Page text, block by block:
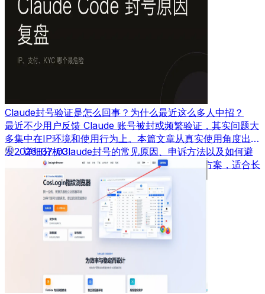
Claude封号验证是怎么回事？为什么最近这么多人中招？
最近不少用户反馈 Claude 账号被封或频繁验证，其实问题大
多集中在IP环境和使用行为上。本篇文章从真实使用角度出
发，详细分析Claude封号的常见原因、申诉方法以及如何避
免再次被封，并结合实际经验给出可落地的解决方案，适合长
期使用AI工具的用户参考。
2026-07-03